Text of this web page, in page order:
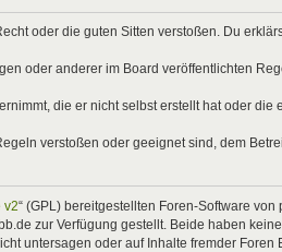
oder die guten Sitten verstoßen. Du
oder anderer im Board veröffentlichten
die er nicht selbst erstellt hat oder
verstoßen oder geeignet sind, dem
v2“ (GPL) bereitgestellten Foren-Software
zur Verfügung gestellt. Beide haben
untersagen oder auf Inhalte fremder Foren